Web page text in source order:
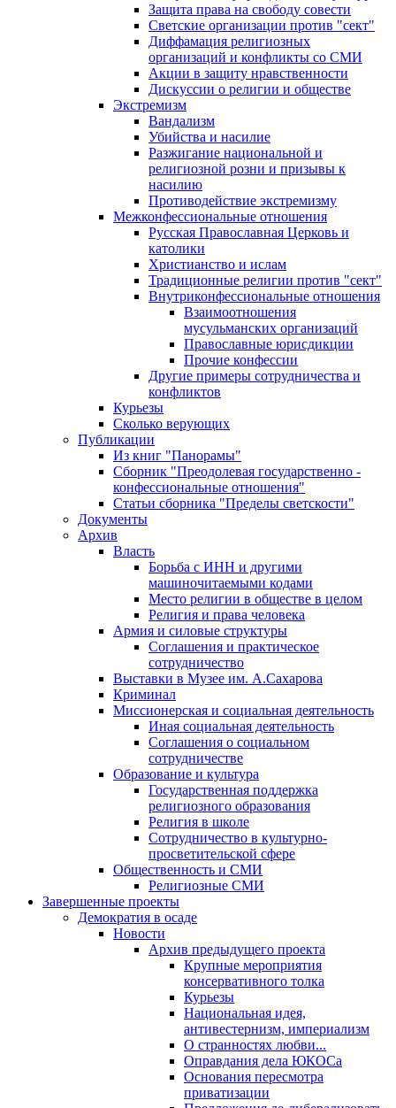
Защита права на свободу совести
Светские организации против "сект"
Диффамация религиозных
организаций и конфликты со СМИ
Акции в защиту нравственности
Дискуссии о религии и обществе
Экстремизм
Вандализм
Убийства и насилие
Разжигание национальной и
религиозной розни и призывы к
насилию
Противодействие экстремизму
Межконфессиональные отношения
Русская Православная Церковь и
католики
Христианство и ислам
Традиционные религии против "сект"
Внутриконфессиональные отношения
Взаимоотношения
мусульманских организаций
Православные юрисдикции
Прочие конфессии
Другие примеры сотрудничества и
конфликтов
Курьезы
Сколько верующих
Публикации
Из книг "Панорамы"
Сборник "Преодолевая государственно -
конфессиональные отношения"
Статьи сборника "Пределы светскости"
Документы
Архив
Власть
Борьба с ИНН и другими
машиночитаемыми кодами
Место религии в обществе в целом
Религия и права человека
Армия и силовые структуры
Соглашения и практическое
сотрудничество
Выставки в Музее им. А.Сахарова
Криминал
Миссионерская и социальная деятельность
Иная социальная деятельность
Соглашения о социальном
сотрудничестве
Образование и культура
Государственная поддержка
религиозного образования
Религия в школе
Сотрудничество в культурно-
просветительской сфере
Общественность и СМИ
Религиозные СМИ
Завершенные проекты
Демократия в осаде
Новости
Архив предыдущего проекта
Крупные мероприятия
консервативного толка
Курьезы
Национальная идея,
антивестернизм, империализм
О странностях любви...
Оправдания дела ЮКОСа
Основания пересмотра
приватизации